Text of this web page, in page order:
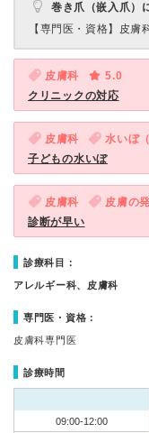
巻き爪（嵌入爪）
【専門医・資格】 皮膚
皮膚科
5.0
クリニックの対応
皮膚科 水いぼ
子どもの水いぼ
皮膚科 皮膚の
診断が早い
診療科目：
アレルギー科、皮膚科
専門医・資格：
皮膚科専門医
診療時間
09:00-12:00